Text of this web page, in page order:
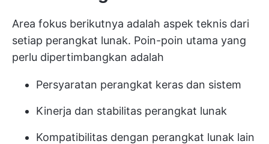
Area fokus berikutnya adalah aspek teknis dari
setiap perangkat lunak. Poin-poin utama yang
perlu dipertimbangkan adalah
Persyaratan perangkat keras dan sistem
Kinerja dan stabilitas perangkat lunak
Kompatibilitas dengan perangkat lunak lain